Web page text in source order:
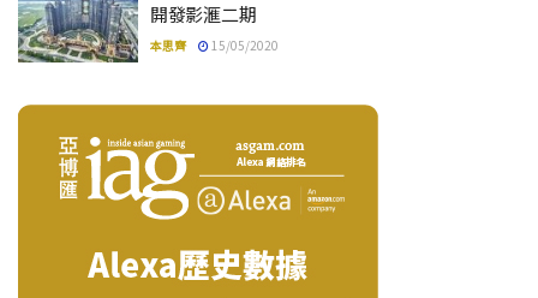
開發影滙二期
本思齊 15/05/2020